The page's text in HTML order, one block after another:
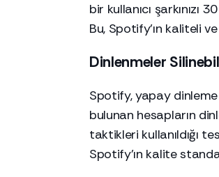
bir kullanıcı
Bu, Spotify'ın kaliteli
Dinlenmeler
Spotify, yapay dinleme
bulunan hesapların
taktikleri kullanıldığı
Spotify'ın kalite